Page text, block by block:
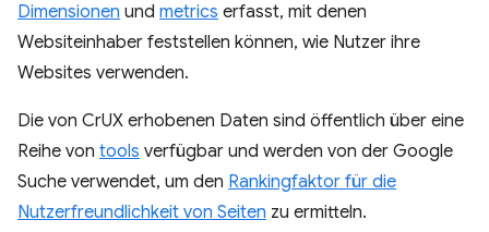
Dimensionen und metrics erfasst, mit denen
Websiteinhaber feststellen können, wie Nutzer ihre
Websites verwenden.
Die von CrUX erhobenen Daten sind öffentlich über eine
Reihe von tools verfügbar und werden von der Google
Suche verwendet, um den Rankingfaktor für die
Nutzerfreundlichkeit von Seiten zu ermitteln.